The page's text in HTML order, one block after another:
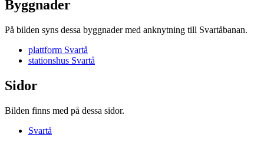
Byggnader
På bilden syns dessa byggnader med anknytning till Svartåbanan.
plattform Svartå
stationshus Svartå
Sidor
Bilden finns med på dessa sidor.
Svartå